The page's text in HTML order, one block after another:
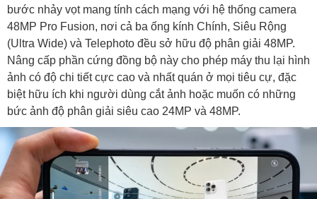
bước nhảy vọt mang tính cách mạng với hệ thống camera
48MP Pro Fusion, nơi cả ba ống kính Chính, Siêu Rộng
(Ultra Wide) và Telephoto đều sở hữu độ phân giải 48MP.
Nâng cấp phần cứng đồng bộ này cho phép máy thu lại hình
ảnh có độ chi tiết cực cao và nhất quán ở mọi tiêu cự, đặc
biệt hữu ích khi người dùng cắt ảnh hoặc muốn có những
bức ảnh độ phân giải siêu cao 24MP và 48MP.